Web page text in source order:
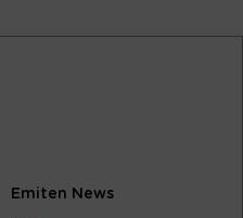
Emiten News